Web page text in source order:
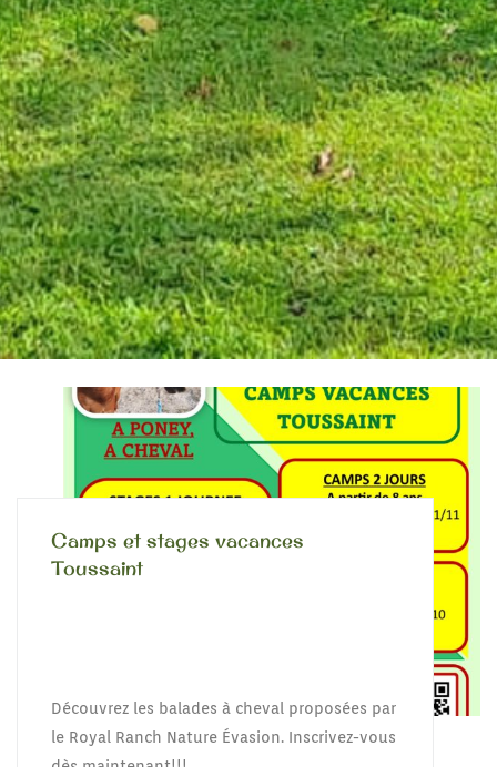
Camps et stages vacances
Toussaint
Découvrez les balades à cheval proposées par
le Royal Ranch Nature Évasion. Inscrivez-vous